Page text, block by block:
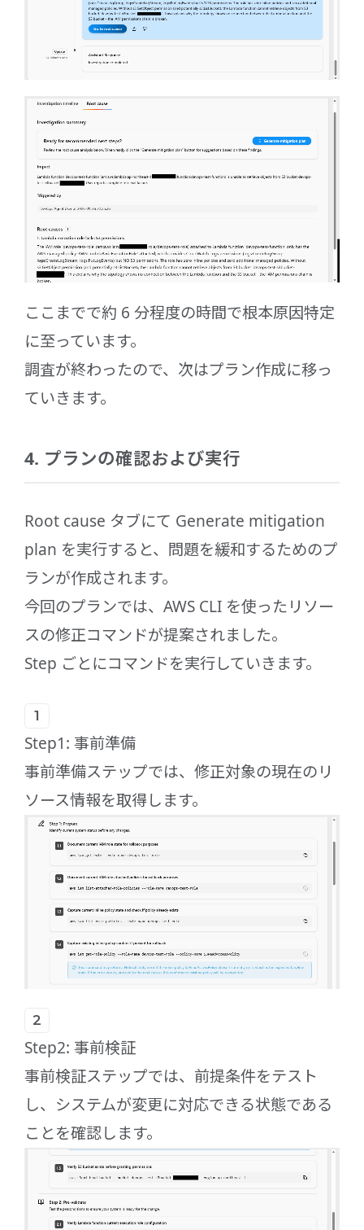
ここまでで約 6 分程度の時間で根本原因特定
に至っています。
調査が終わったので、次はプラン作成に移っ
ていきます。
4. プランの確認および実行
Root cause タブにて Generate mitigation
plan を実行すると、問題を緩和するためのプ
ランが作成されます。
今回のプランでは、AWS CLI を使ったリソー
スの修正コマンドが提案されました。
Step ごとにコマンドを実行していきます。
Step1: 事前準備
事前準備ステップでは、修正対象の現在のリ
ソース情報を取得します。
Step2: 事前検証
事前検証ステップでは、前提条件をテスト
し、システムが変更に対応できる状態である
ことを確認します。